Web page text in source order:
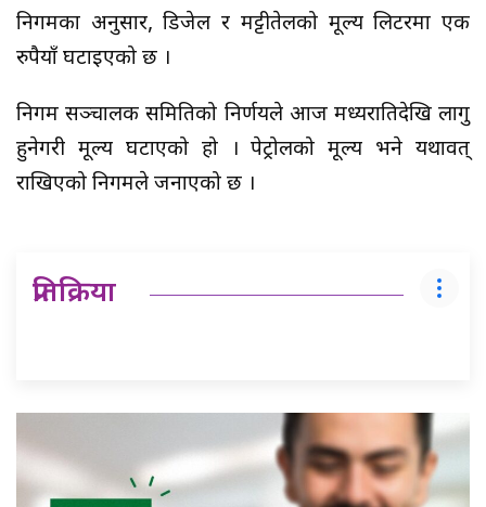
निगमका अनुसार, डिजेल र मट्टीतेलको मूल्य लिटरमा एक
रुपैयाँ घटाइएको छ ।
निगम सञ्चालक समितिको निर्णयले आज मध्यरातिदेखि लागु
हुनेगरी मूल्य घटाएको हो । पेट्रोलको मूल्य भने यथावत्
राखिएको निगमले जनाएको छ ।
प्रतिक्रिया